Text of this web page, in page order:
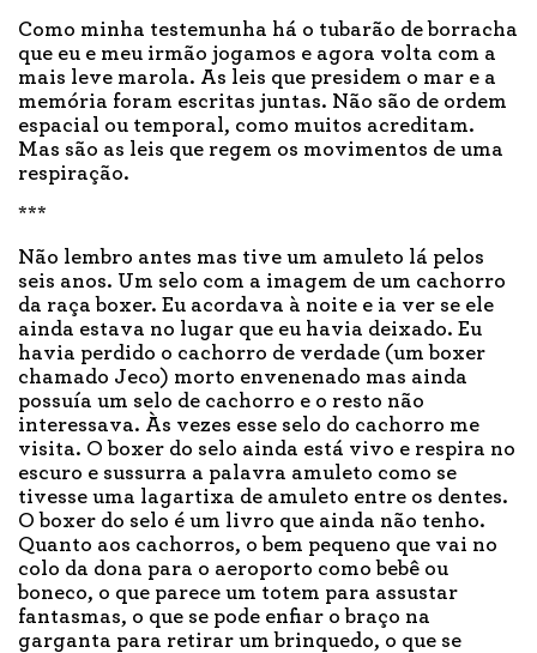
Como minha testemunha há o tubarão de borracha
que eu e meu irmão jogamos e agora volta com a
mais leve marola. As leis que presidem o mar e a
memória foram escritas juntas. Não são de ordem
espacial ou temporal, como muitos acreditam.
Mas são as leis que regem os movimentos de uma
respiração.
***
Não lembro antes mas tive um amuleto lá pelos
seis anos. Um selo com a imagem de um cachorro
da raça boxer. Eu acordava à noite e ia ver se ele
ainda estava no lugar que eu havia deixado. Eu
havia perdido o cachorro de verdade (um boxer
chamado Jeco) morto envenenado mas ainda
possuía um selo de cachorro e o resto não
interessava. Às vezes esse selo do cachorro me
visita. O boxer do selo ainda está vivo e respira no
escuro e sussurra a palavra amuleto como se
tivesse uma lagartixa de amuleto entre os dentes.
O boxer do selo é um livro que ainda não tenho.
Quanto aos cachorros, o bem pequeno que vai no
colo da dona para o aeroporto como bebê ou
boneco, o que parece um totem para assustar
fantasmas, o que se pode enfiar o braço na
garganta para retirar um brinquedo, o que se